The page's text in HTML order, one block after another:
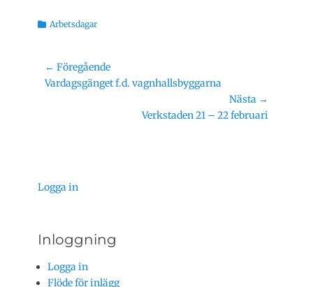
Kategorier
Arbetsdagar
Inläggsnavigering
← Föregående
Föregående
Vardagsgänget f.d. vagnhallsbyggarna
Nästa →
Verkstaden 21 – 22 februari
Logga in
Inloggning
Logga in
Flöde för inlägg